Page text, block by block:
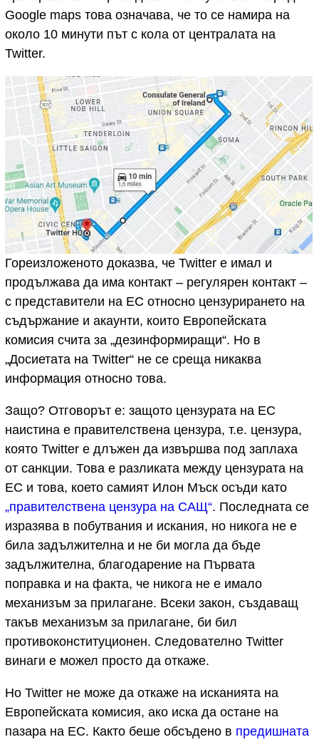
Google maps това означава, че то се намира на
около 10 минути път с кола от централата на
Twitter.
Гореизложеното доказва, че Twitter е имал и
продължава да има контакт – регулярен контакт –
с представители на ЕС относно цензурирането на
съдържание и акаунти, които Европейската
комисия счита за „дезинформиращи“. Но в
„Досиетата на Twitter“ не се среща никаква
информация относно това.
Защо? Отговорът е: защото цензурата на ЕС
наистина е правителствена цензура, т.е. цензура,
която Twitter е длъжен да извършва под заплаха
от санкции. Това е разликата между цензурата на
ЕС и това, което самият Илон Мъск осъди като
„правителствена цензура на САЩ“. Последната се
изразява в побутвания и искания, но никога не е
била задължителна и не би могла да бъде
задължителна, благодарение на Първата
поправка и на факта, че никога не е имало
механизъм за прилагане. Всеки закон, създаващ
такъв механизъм за прилагане, би бил
противоконституционен. Следователно Twitter
винаги е можел просто да откаже.
Но Twitter не може да откаже на исканията на
Европейската комисия, ако иска да остане на
пазара на ЕС. Както беше обсъдено в предишната